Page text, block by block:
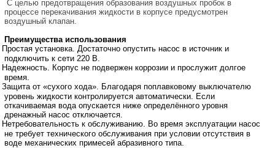
предотвращения образования воздушных пробок в
процессе перекачивания жидкости в корпусе предусмотрен
воздушный клапан.
Преимущества использования
Простая установка. Достаточно опустить насос в источник и
подключить к сети 220 В.
Надежность. Корпус не подвержен коррозии и прослужит долгое
время.
Защита от «сухого хода». Благодаря поплавковому выключателю
уровень жидкости контролируется автоматически. Если
откачиваемая вода опускается ниже определённого уровня
дренажный насос отключается.
Нетребовательность к обслуживанию. Во время эксплуатации насос
не требует технического обслуживания при условии отсутствия в
воде механических примесей абразивного типа.